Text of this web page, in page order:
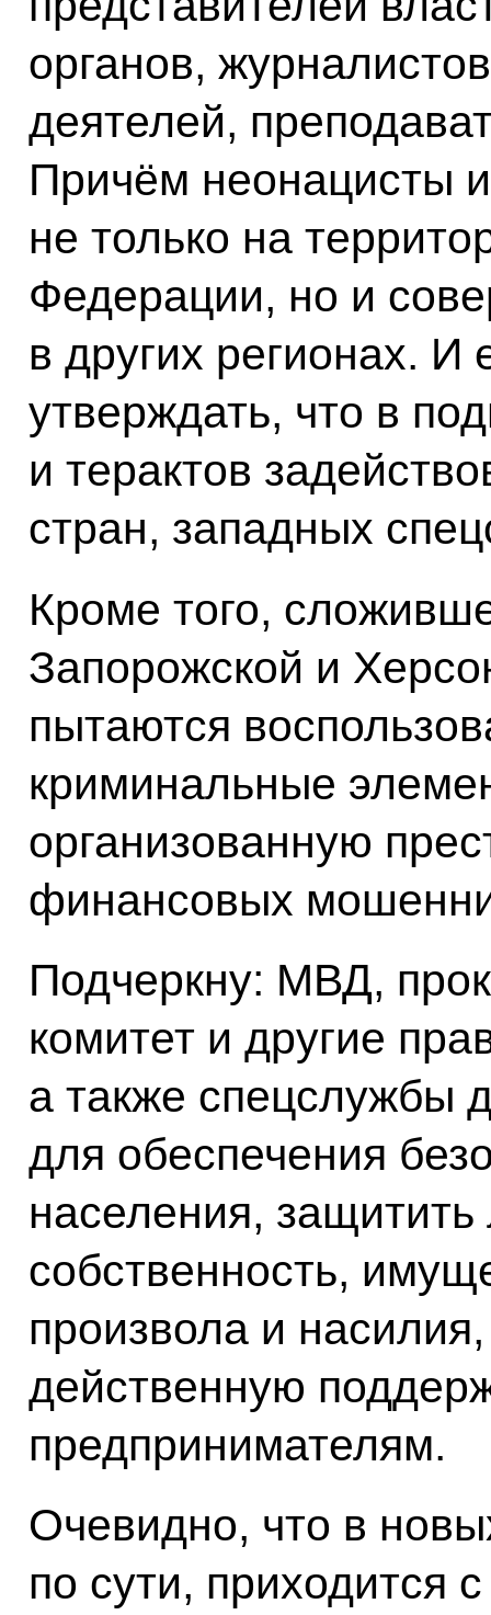
органов,
деятелей,
Причём неонацисты
не только на
Федерации, но и
в других регионах. И
утверждать, что в
и терактов
стран, западных
Кроме того,
Запорожской и
пытаются
криминальные
организованную
финансовых
Подчеркну: МВД,
комитет и другие
а также спецслужбы
для обеспечения
населения,
собственность,
произвола и
действенную
предпринимателям.
Очевидно, что в
по сути, приходится